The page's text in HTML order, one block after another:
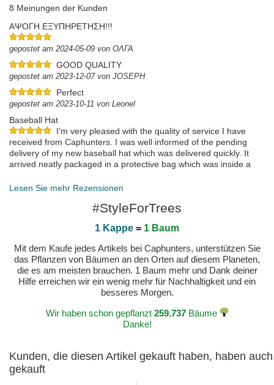
8 Meinungen der Kunden
ΑΨΟΓΗ ΕΞΥΠΗΡΕΤΗΣΗ!!!
gepostet am 2024-05-09 von ΟΛΓΑ
GOOD QUALITY
gepostet am 2023-12-07 von JOSEPH
Perfect
gepostet am 2023-10-11 von Leonel
Baseball Hat
I’m very pleased with the quality of service I have
received from Caphunters. I was well informed of the pending
delivery of my new baseball hat which was delivered quickly. It
arrived neatly packaged in a protective bag which was inside a
dispatch.
Lesen Sie mehr Rezensionen
#StyleForTrees
1 Kappe = 1 Baum
Mit dem Kaufe jedes Artikels bei Caphunters, unterstützen Sie
das Pflanzen von Bäumen an den Orten auf diesem Planeten,
die es am meisten brauchen. 1 Baum mehr und Dank deiner
Hilfe erreichen wir ein wenig mehr für Nachhaltigkeit und ein
besseres Morgen.
Wir haben schon gepflanzt 259.737Bäume
Danke!
Kunden, die diesen Artikel gekauft haben, haben auch
gekauft